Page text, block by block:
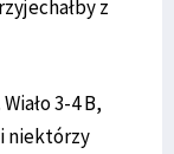
z
3-4 B,
niektórzy